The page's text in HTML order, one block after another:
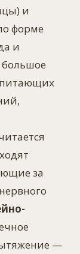
и
форме
и
питающих
за
—